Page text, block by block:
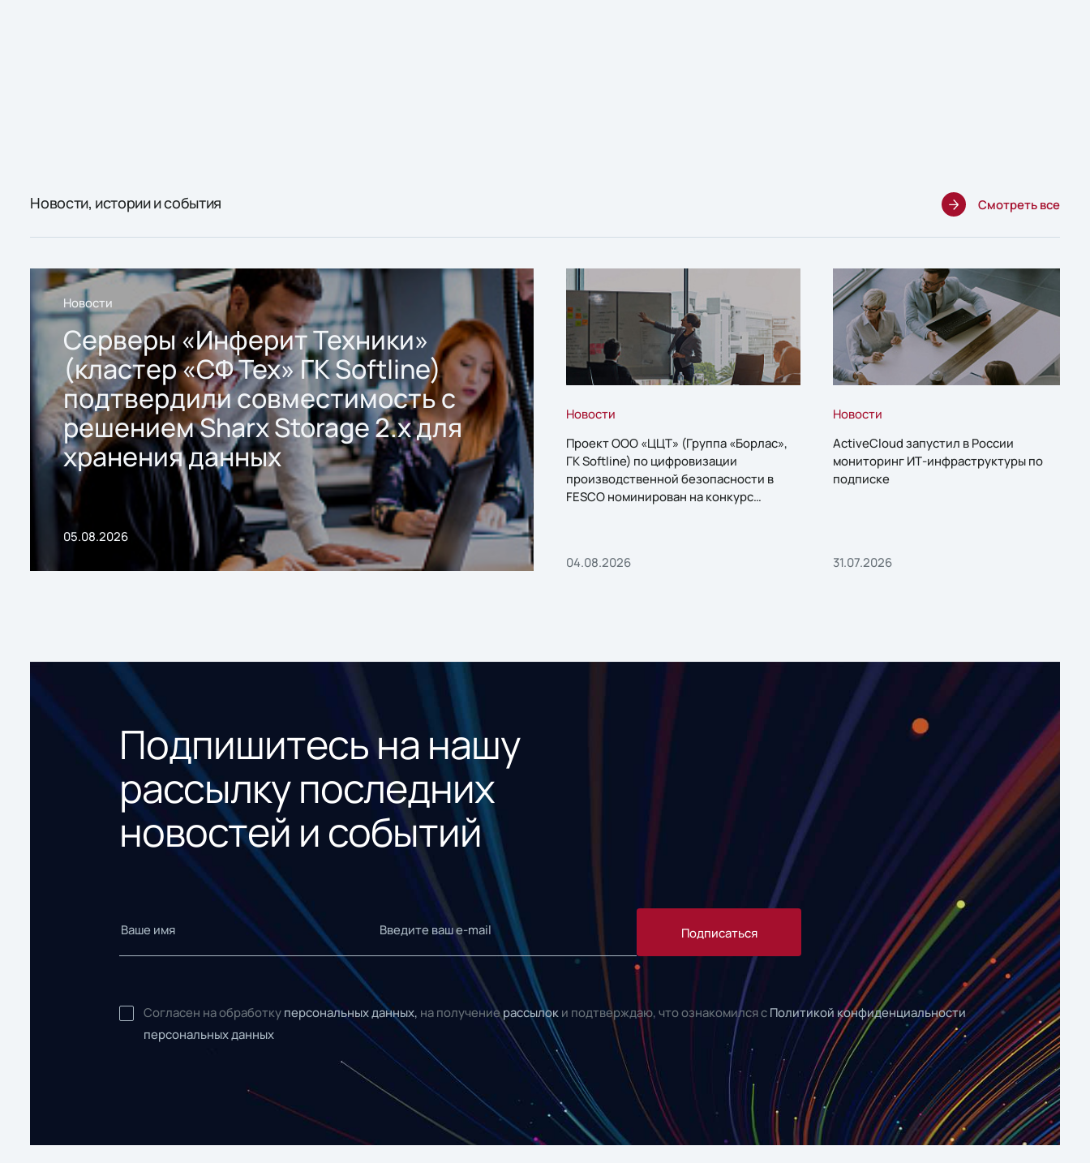
Новости, истории и события Смотреть все
Новости
Серверы «Инферит Техники»
(кластер «СФ Тех» ГК Softline)
подтвердили совместимость с
решением Sharx Storage 2.x для
хранения данных
05.08.2026
Новости
Проект ООО «ЦЦТ» (Группа «Борлас»,
ГК Softline) по цифровизации
производственной безопасности в
FESCO номинирован на конкурс
04.08.2026
Новости
ActiveCloud запустил в России
мониторинг ИТ-инфраструктуры по
подписке
31.07.2026
Подпишитесь на нашу
рассылку последних
новостей и событий
Подписаться
Согласен на обработку персональных данных, на получениерассылок и подтверждаю, что ознакомился с Политикой конфиденциальности
персональных данных